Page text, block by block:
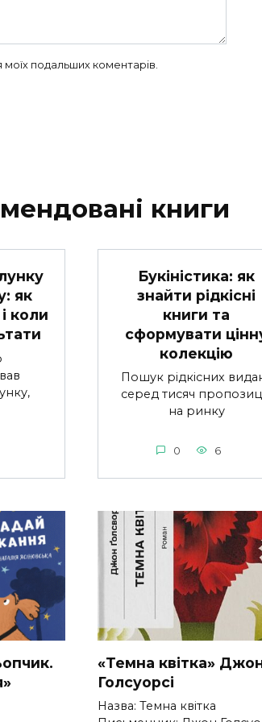
подальших коментарів.
книги
як
коли
Букіністика: як
знайти рідкісні
книги та
сформувати
колекцію
Пошук рідкісних
серед тисяч
на ринку
0 6
«Темна квітка»
Голсуорсі
Назва: Темна квітка